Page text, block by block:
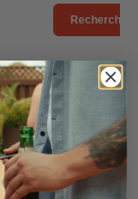
Rechercher
pièces de